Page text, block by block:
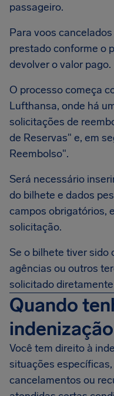
passageiro.
Para voos
prestado conforme o
devolver o valor pago.
O processo começa
Lufthansa, onde há
solicitações de
de Reservas" e, em
Reembolso".
Será necessário
do bilhete e dados
campos obrigatórios,
solicitação.
Se o bilhete tiver sido
agências ou outros
solicitado
Quando
Você tem direito à
situações
cancelamentos ou